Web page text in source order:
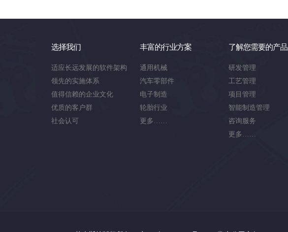
选择我们
适应长远发展的软件架构
领先的实施体系
值得信赖的企业文化
优质的客户群
社会认可
丰富的行业方案
通用机械
汽车零部件
电子制造
轮胎行业
更多……
了解您需要的产品
研发管理
工艺管理
项目管理
智能制造管理
咨询服务
更多……